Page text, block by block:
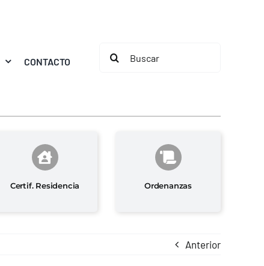
CONTACTO
Buscar:
Certif. Residencia Ordenanzas
Anterior